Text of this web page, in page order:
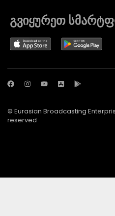
გვიყურეთ
© Eurasian Broadcasting
reserved